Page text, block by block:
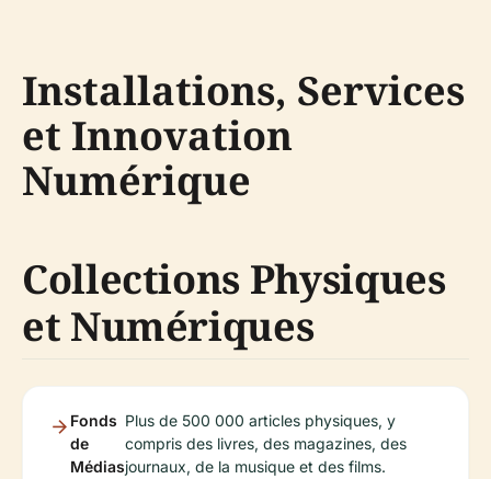
Installations, Services
et Innovation
Numérique
Collections Physiques
et Numériques
Fonds
de
Médias
Plus de 500 000 articles physiques, y
compris des livres, des magazines, des
journaux, de la musique et des films.